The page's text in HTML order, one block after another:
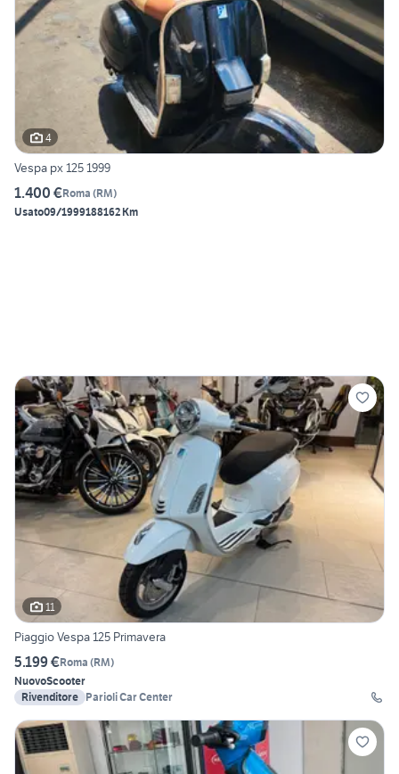
4
Vespa px 125 1999
1.400 €Roma (RM)
Usato09/1999188162 Km
11
Piaggio Vespa 125 Primavera
5.199 €Roma (RM)
NuovoScooter
Rivenditore Parioli Car Center